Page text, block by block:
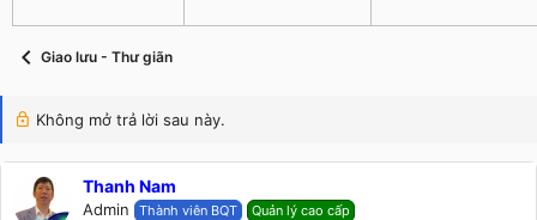
a
Giao lưu - Thư giãn
Không mở trả lời sau này.
Thanh Nam
Admin Thành viên BQT Quản lý cao cấp